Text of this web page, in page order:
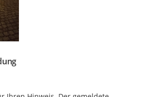
Erstellens